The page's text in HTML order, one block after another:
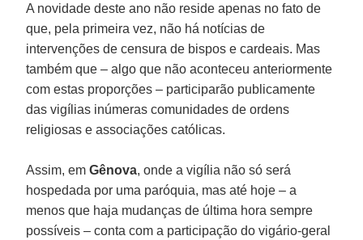
A novidade deste ano não reside apenas no fato de
que, pela primeira vez, não há notícias de
intervenções de censura de bispos e cardeais. Mas
também que – algo que não aconteceu anteriormente
com estas proporções – participarão publicamente
das vigílias inúmeras comunidades de ordens
religiosas e associações católicas.
Assim, emGênova, onde a vigília não só será
hospedada por uma paróquia, mas até hoje – a
menos que haja mudanças de última hora sempre
possíveis – conta com a participação do vigário-geral